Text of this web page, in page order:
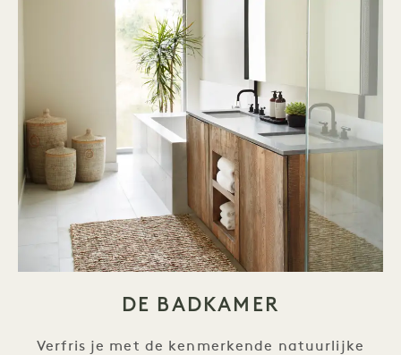
DE BADKAMER
Verfris je met de kenmerkende natuurlijke